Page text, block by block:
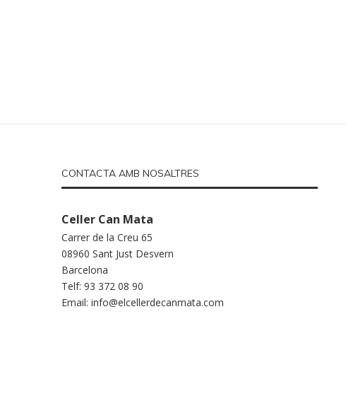
CONTACTA AMB NOSALTRES
Celler Can Mata
Carrer de la Creu 65
08960 Sant Just Desvern
Barcelona
Telf: 93 372 08 90
Email: info@elcellerdecanmata.com